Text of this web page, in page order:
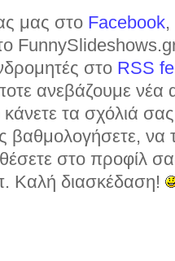
μας στο Facebook,
στο RSS
ανεβάζουμε νέα
τα σχόλιά σας
βαθμολογήσετε, να
στο προφίλ
Καλή διασκέδαση!